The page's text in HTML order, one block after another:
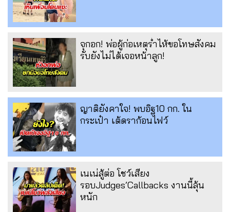
จุกอก! พ่อผู้ก่อเหตุร่ำไห้ขอโทษสังคม
รับยังไม่ได้เจอหน้าลูก!
ญาติยังคาใจ! พบอิฐ10 กก. ใน
กระเป๋า เต้ดราก้อนไฟว์
เนเน่สู้ต่อ โชว์เสียง
รอบJudges’Callbacks งานนี้ลุ้น
หนัก